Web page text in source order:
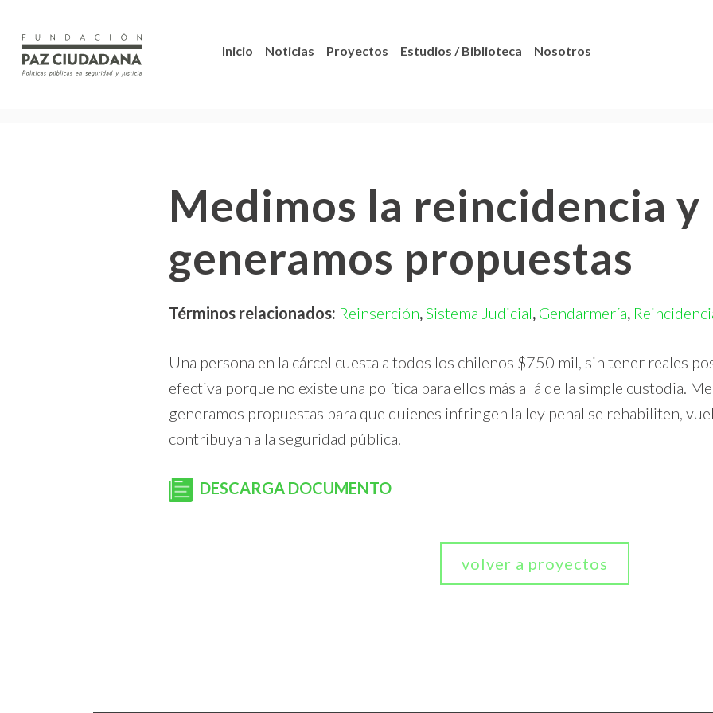
Inicio Noticias Proyectos Estudios / Biblioteca Nosotros
Medimos la reincidencia y
generamos propuestas
Términos relacionados: Reinserción,Sistema Judicial, Gendarmería,
Una persona en la cárcel cuesta a todos los chilenos $750 mil, sin tener reales
efectiva porque no existe una política para ellos más allá de la simple custodia.
generamos propuestas para que quienes infringen la ley penal se rehabiliten,
contribuyan a la seguridad pública.
DESCARGA DOCUMENTO
volver a proyectos